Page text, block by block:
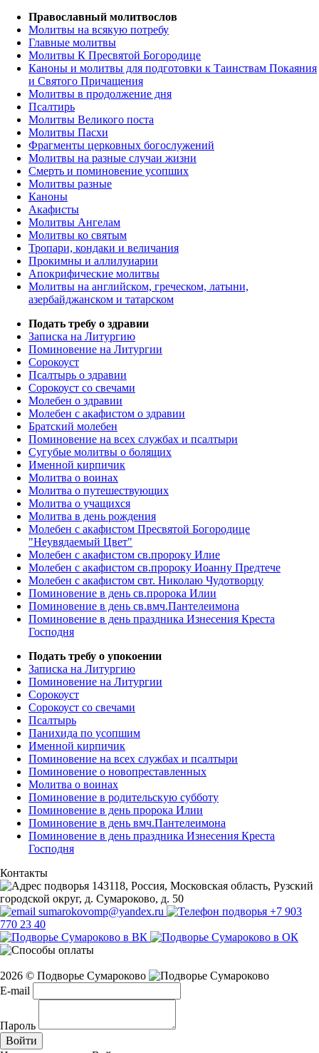
Православный молитвослов
Молитвы на всякую потребу
Главные молитвы
Молитвы К Пресвятой Богородице
Каноны и молитвы для подготовки к Таинствам Покаяния
и Святого Причащения
Молитвы в продолжение дня
Псалтирь
Молитвы Великого поста
Молитвы Пасхи
Фрагменты церковных богослужений
Молитвы на разные случаи жизни
Смерть и поминовение усопших
Молитвы разные
Каноны
Акафисты
Молитвы Ангелам
Молитвы ко святым
Тропари, кондаки и величания
Прокимны и аллилуиарии
Апокрифические молитвы
Молитвы на английском, греческом, латыни,
азербайджанском и татарском
Подать требу о здравии
Записка на Литургию
Поминовение на Литургии
Сорокоуст
Псалтырь о здравии
Сорокоуст со свечами
Молебен о здравии
Молебен с акафистом о здравии
Братский молебен
Поминовение на всех службах и псалтыри
Сугубые молитвы о болящих
Именной кирпичик
Молитва о воинах
Молитва о путешествующих
Молитва о учащихся
Молитва в день рождения
Молебен с акафистом Пресвятой Богородице
"Неувядаемый Цвет"
Молебен с акафистом св.пророку Илие
Молебен с акафистом св.пророку Иоанну Предтече
Молебен с акафистом свт. Николаю Чудотворцу
Поминовение в день св.пророка Илии
Поминовение в день св.вмч.Пантелеимона
Поминовение в день праздника Изнесения Креста
Господня
Подать требу о упокоении
Записка на Литургию
Поминовение на Литургии
Сорокоуст
Сорокоуст со свечами
Псалтырь
Панихида по усопшим
Именной кирпичик
Поминовение на всех службах и псалтыри
Поминовение о новопреставленных
Молитва о воинах
Поминовение в родительскую субботу
Поминовение в день пророка Илии
Поминовение в день вмч.Пантелеимона
Поминовение в день праздника Изнесения Креста
Господня
Контакты
143118, Россия, Московская область, Рузский
городской округ, д. Сумароково, д. 50
sumarokovomp@yandex.ru
+7 903
770 23 40
2026 © Подворье Сумароково
E-mail
Пароль
Войти